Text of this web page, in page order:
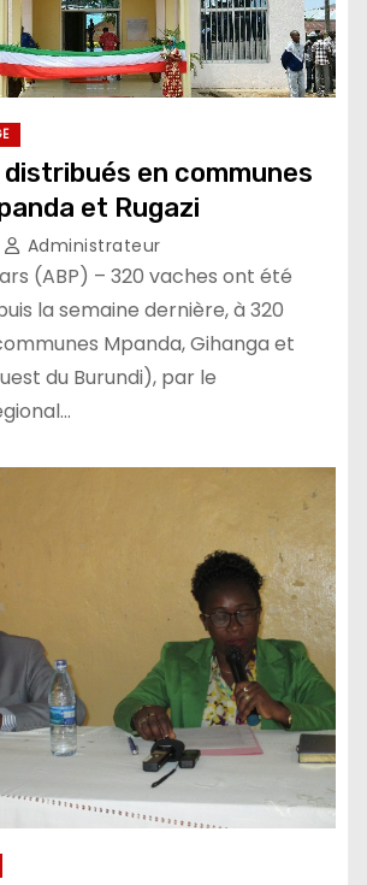
en communes
et Rugazi
Administrateur
(ABP) – 320 vaches ont été
la semaine dernière, à 320
Mpanda, Gihanga et
du Burundi), par le